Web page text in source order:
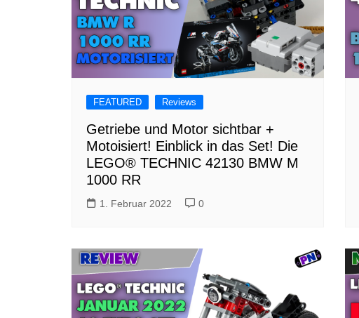
FEATURED Reviews
Getriebe und Motor sichtbar +
Motoisiert! Einblick in das Set! Die
LEGO® TECHNIC 42130 BMW M
1000 RR
1. Februar 2022 0